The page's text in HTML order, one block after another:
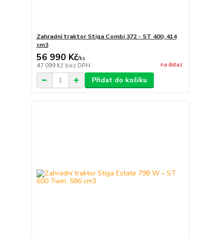
Zahradní traktor Stiga Combi 372 - ST 400, 414
cm3
56 990 Kč/ks
47 099 Kč bez DPH na dotaz
Přidat do košíku